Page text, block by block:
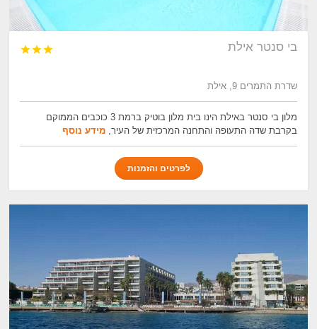
בי סנטר אילת 


שדרת התמרים 9, אילת
מלון בי סנטר באילת הינו בית מלון בוטיק ברמת 3 כוכבים הממוקם
בקרבת שדה התעופה והתחנה המרכזית של העיר,מידע נוסף
לפרטים והזמנות